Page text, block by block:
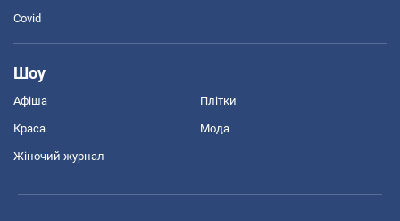
Covid
Шоу
Афіша Плітки
Краса Мода
Жіночий журнал